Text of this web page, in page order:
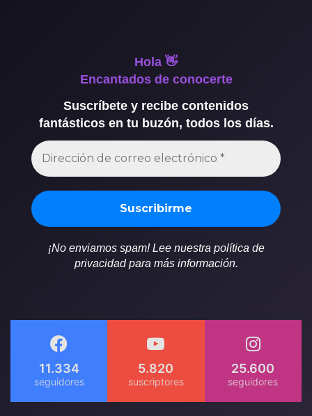
Hola 👋
Encantados de conocerte
Suscríbete y recibe contenidos
fantásticos en tu buzón, todos los días.
¡No enviamos spam! Lee nuestra política de
privacidad para más información.
11.334 5.820 25.600